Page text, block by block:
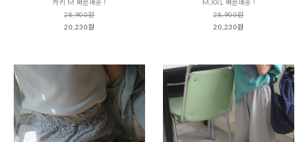
카키 M 빠른배송 !
28,900원
20,230원
M,XXL 빠른배송 !
28,900원
20,230원